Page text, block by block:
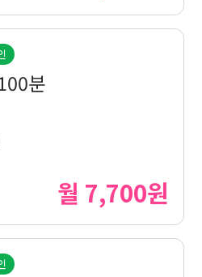
분
월 7,700원